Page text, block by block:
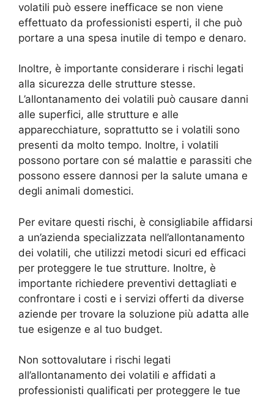
volatili può essere inefficace se non viene
effettuato da professionisti esperti, il che può
portare a una spesa inutile di tempo e denaro.
Inoltre, è importante considerare i rischi legati
alla sicurezza delle strutture stesse.
L’allontanamento dei volatili può causare danni
alle superfici, alle strutture e alle
apparecchiature, soprattutto se i volatili sono
presenti da molto tempo. Inoltre, i volatili
possono portare con sé malattie e parassiti che
possono essere dannosi per la salute umana e
degli animali domestici.
Per evitare questi rischi, è consigliabile affidarsi
a un’azienda specializzata nell’allontanamento
dei volatili, che utilizzi metodi sicuri ed efficaci
per proteggere le tue strutture. Inoltre, è
importante richiedere preventivi dettagliati e
confrontare i costi e i servizi offerti da diverse
aziende per trovare la soluzione più adatta alle
tue esigenze e al tuo budget.
Non sottovalutare i rischi legati
all’allontanamento dei volatili e affidati a
professionisti qualificati per proteggere le tue